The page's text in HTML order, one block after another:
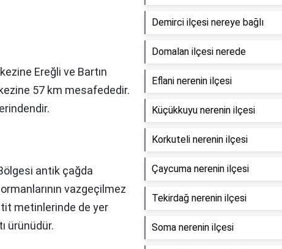
Ereğli ve Bartın
57 km mesafededir.
antik çağda
vazgeçilmez
metinlerinde de yer
ürünüdür.
Demirci ilçesi nereye bağlı
Domalan ilçesi nerede
Eflani nerenin ilçesi
Küçükkuyu nerenin ilçesi
Korkuteli nerenin ilçesi
Çaycuma nerenin ilçesi
Tekirdağ nerenin ilçesi
Soma nerenin ilçesi